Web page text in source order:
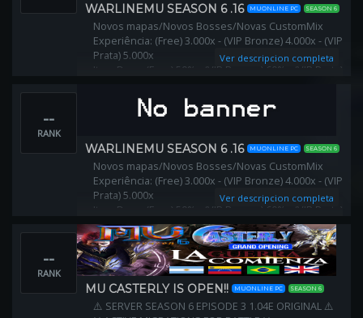
WARLINEMU SEASON 6 .16 MUONLINE PC SEASON 6
Novos mapas/Novos Bosses/Novas CustomMix
Experiência: (Free) 3.000x - (VIP Bronze) 4.000x - (VIP
Prata) 5.000x
Item Drop: (Free) 50% - (VIP Bronze) 60% - (VIP Prata)
Stats Máximos: 65.000
ACUMULATIVO
Ver descripcion completa
--
RANK
WARLINEMU SEASON 6 .16 MUONLINE PC SEASON 6
Novos mapas/Novos Bosses/Novas CustomMix
Experiência: (Free) 3.000x - (VIP Bronze) 4.000x - (VIP
Prata) 5.000x
Item Drop: (Free) 50% - (VIP Bronze) 60% - (VIP Prata)
70%
Stats Máximos: 65.000
ACUMULATIVO
Ver descripcion completa
--
RANK
MU CASTERLY IS OPEN!! MUONLINE PC SEASON 6
⚠️ SERVER SEASON 6 EPISODE 3 1.04E ORIGINAL ⚠️